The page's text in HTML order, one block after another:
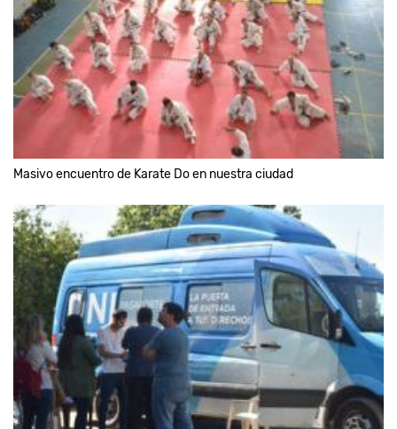
Masivo encuentro de Karate Do en nuestra ciudad